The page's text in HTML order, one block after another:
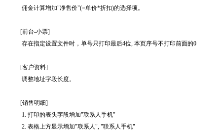
佣金计算增加"净售价"(=单价*折扣)的选择项。
[前台-小票]
存在指定设置文件时，单号只打印最后4位, 本页序号不打印前面的0
[客户资料]
调整地址字段长度。
[销售明细]
1. 打印的表头字段增加"联系人手机"
2. 表格上方显示增加"联系人", "联系人手机"